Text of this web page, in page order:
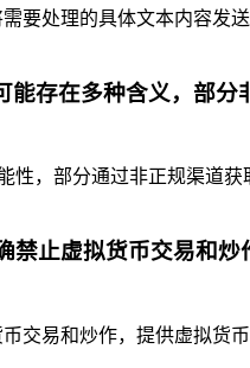
处理的具体文本内容发
存在多种含义，部
，部分通过非正规渠道
止虚拟货币交易和
交易和炒作，提供虚拟货